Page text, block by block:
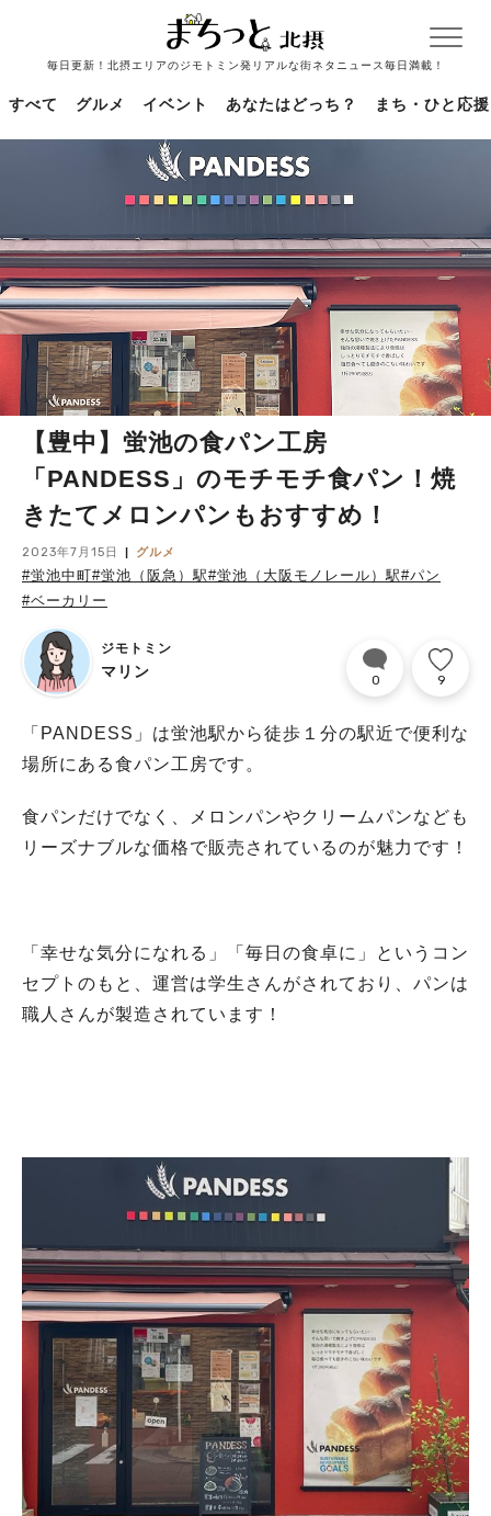
毎日更新！北摂エリアのジモトミン発リアルな街ネタニュース毎日満載！
すべて グルメ イベント あなたはどっち？ まち・ひと応援
【豊中】蛍池の食パン工房
「PANDESS」のモチモチ食パン！焼
きたてメロンパンもおすすめ！
2023年7月15日 グルメ
#蛍池中町#蛍池（阪急）駅#蛍池（大阪モノレール）駅#パン
#ベーカリー
ジモトミン
マリン 0 9
「PANDESS」は蛍池駅から徒歩１分の駅近で便利な
場所にある食パン工房です。
食パンだけでなく、メロンパンやクリームパンなども
リーズナブルな価格で販売されているのが魅力です！
「幸せな気分になれる」「毎日の食卓に」というコン
セプトのもと、運営は学生さんがされており、パンは
職人さんが製造されています！